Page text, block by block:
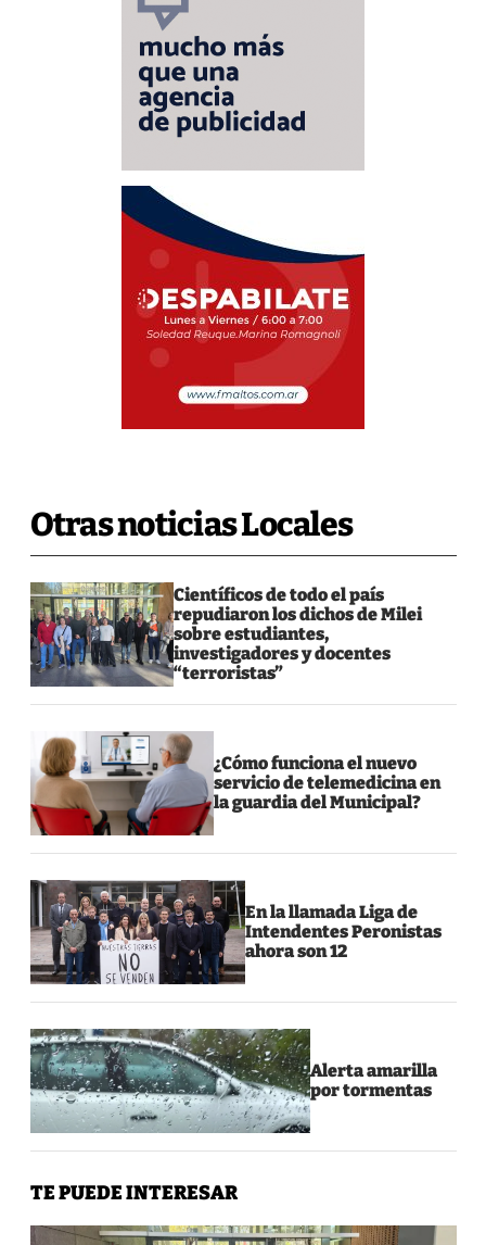
Otras noticias Locales
Científicos de todo el país
repudiaron los dichos de Milei
sobre estudiantes,
investigadores y docentes
“terroristas”
¿Cómo funciona el nuevo
servicio de telemedicina en
la guardia del Municipal?
En la llamada Liga de
Intendentes Peronistas
ahora son 12
Alerta amarilla
por tormentas
TE PUEDE INTERESAR